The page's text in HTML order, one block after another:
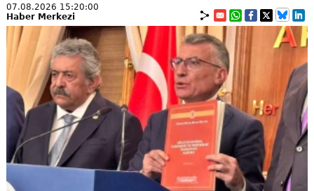
07.08.2026 15:20:00
Haber Merkezi